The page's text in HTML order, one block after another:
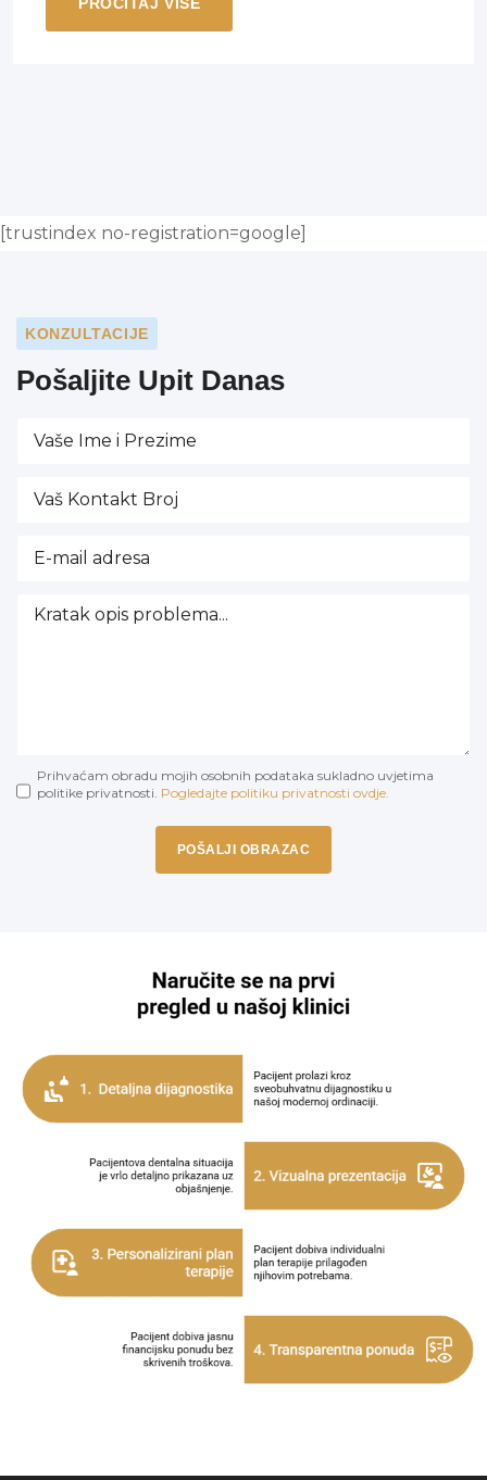
[trustindex no-registration=google]
KONZULTACIJE
Pošaljite Upit Danas
Prihvaćam obradu mojih osobnih podataka sukladno uvjetima
politike privatnosti. Pogledajte politiku privatnosti ovdje.